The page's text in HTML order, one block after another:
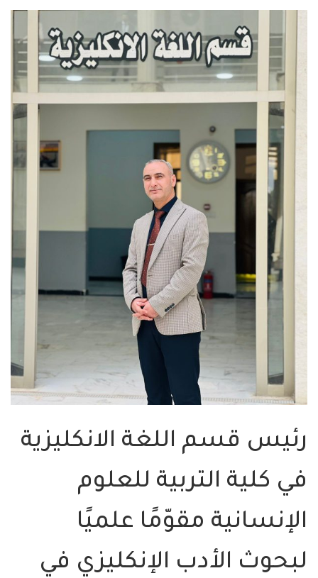
رئيس قسم اللغة الانكليزية
في كلية التربية للعلوم
الإنسانية مقوّمًا علميًا
لبحوث الأدب الإنكليزي في